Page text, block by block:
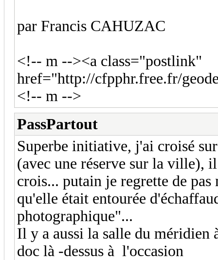
par Francis CAHUZAC
<!-- m --><a class="postlink"
href="http://cfpphr.free.fr/
<!-- m -->
PassPartout
Superbe initiative, j'ai croisé
(avec une réserve sur la ville),
crois... putain je regrette de
qu'elle était entourée
photographique"...
Il y a aussi la salle du méridien
doc là -dessus à l'occasion